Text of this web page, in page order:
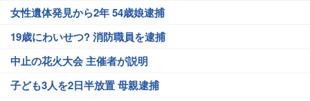
女性遺体発見から2年 54歳娘逮捕
19歳にわいせつ? 消防職員を逮捕
中止の花火大会 主催者が説明
子ども3人を2日半放置 母親逮捕